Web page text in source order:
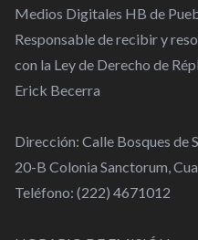
Medios Digitales HB de
Responsable de recibir y
con la Ley de Derecho de
Erick Becerra
Dirección: Calle Bosques
20-B Colonia Sanctorum,
Teléfono: (222) 4671012